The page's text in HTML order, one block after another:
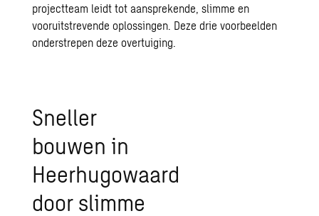
projectteam leidt tot aansprekende, slimme en
vooruitstrevende oplossingen. Deze drie voorbeelden
onderstrepen deze overtuiging.
Sneller
bouwen in
Heerhugowaard
door slimme